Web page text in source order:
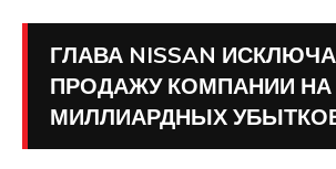
ГЛАВА NISSAN
ПРОДАЖУ КОМПАНИИ
МИЛЛИАРДНЫХ